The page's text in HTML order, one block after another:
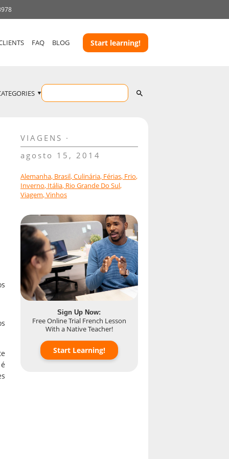
FAQ BLOG Start learning!
VIAGENS
agosto 15, 2014
Alemanha, Brasil,Culinária, Férias, Frio,
Inverno, Itália, Rio Grande Do Sul,
Viagem,Vinhos
Sign Up Now:
Free Online Trial French Lesson
With a Native Teacher!
Start Learning!